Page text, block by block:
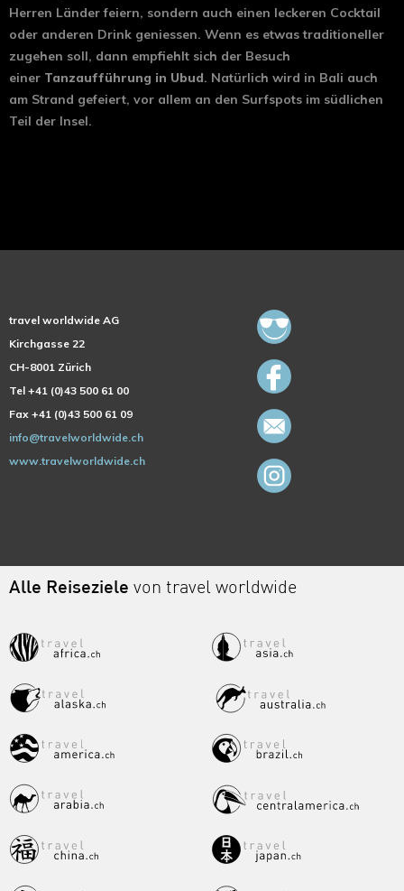
Herren Länder feiern, sondern auch einen leckeren Cocktail
oder anderen Drink geniessen. Wenn es etwas traditioneller
zugehen soll, dann empfiehlt sich der Besuch
einer Tanzaufführung in Ubud. Natürlich wird in Bali auch
am Strand gefeiert, vor allem an den Surfspots im südlichen
Teil der Insel.
travel worldwide AG
Kirchgasse 22
CH-8001 Zürich
Tel +41 (0)43 500 61 00
Fax +41 (0)43 500 61 09
info@travelworldwide.ch
www.travelworldwide.ch
Alle Reiseziele von travel worldwide